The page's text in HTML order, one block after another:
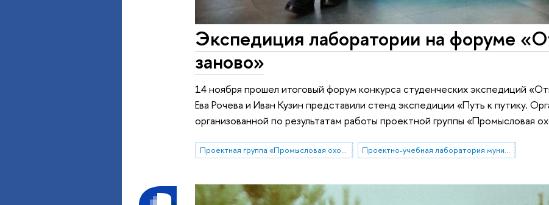
Экспедиция лаборатории на форуме
заново»
14 ноября прошел итоговый форум конкурса студенческих экспедиций
Ева Рочева и Иван Кузин представили стенд экспедиции «Путь к путику.
организованной по результатам работы проектной группы «Промысловая
Проектная группа «Промысловая охота в современной России» Проектно-учебная лаборатория муниципального управления